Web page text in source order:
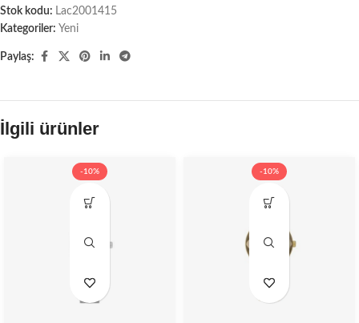
Stok kodu: Lac2001415
Kategoriler: Yeni
Paylaş:
İlgili ürünler
-10% -10%